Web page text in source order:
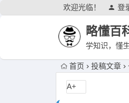
欢迎光临！ 登
略懂百
学知识，懂
首页 投稿文章
A+